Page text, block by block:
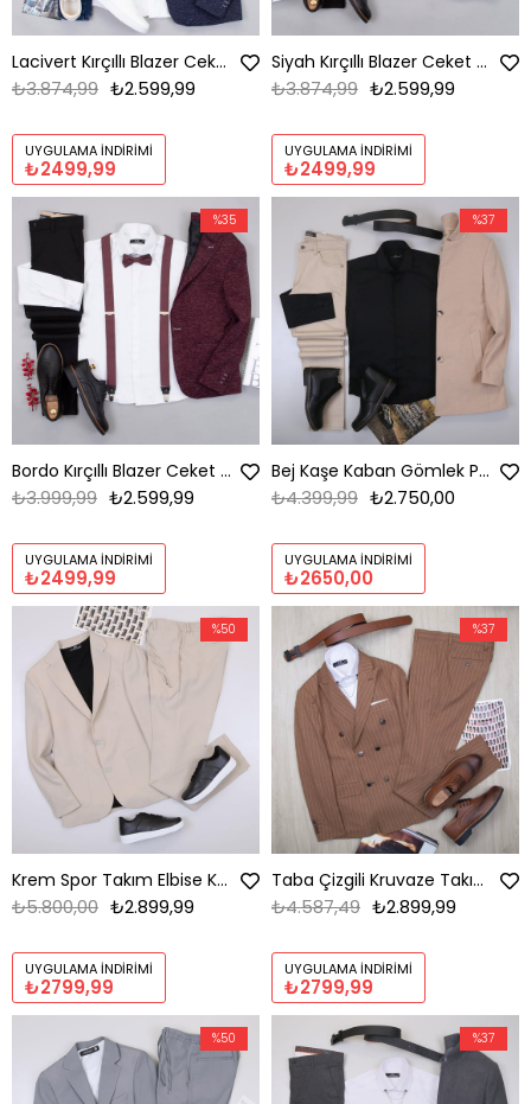
Lacivert Kırçıllı Blazer Ceket Kombini Erkek | Slim Fit Şık Komple Set
₺2.599,99
₺3.874,99
UYGULAMA İNDIRIMI
₺2499,99
Siyah Kırçıllı Blazer Ceket Kombini Erkek | Slim Fit Şık Komple Set
₺2.599,99
₺3.874,99
UYGULAMA İNDIRIMI
₺2499,99
Bordo Kırçıllı Blazer Ceket Kombini Erkek | Slim Fit Şık Komple Set
₺2.599,99
₺3.999,99
UYGULAMA İNDIRIMI
₺2499,99
%35
Bej Kaşe Kaban Gömlek Pantolon Bot Kombin
₺2.750,00
₺4.399,99
UYGULAMA İNDIRIMI
₺2650,00
%37
Krem Spor Takım Elbise Kombini Erkek | Slim Fit Şık Günlük Set
₺2.899,99
₺5.800,00
UYGULAMA İNDIRIMI
₺2799,99
%50
Taba Çizgili Kruvaze Takım Elbise Kombini Erkek | Slim Fit Şık Komple Set
₺2.899,99
₺4.587,49
UYGULAMA İNDIRIMI
₺2799,99
%37
%50 %37